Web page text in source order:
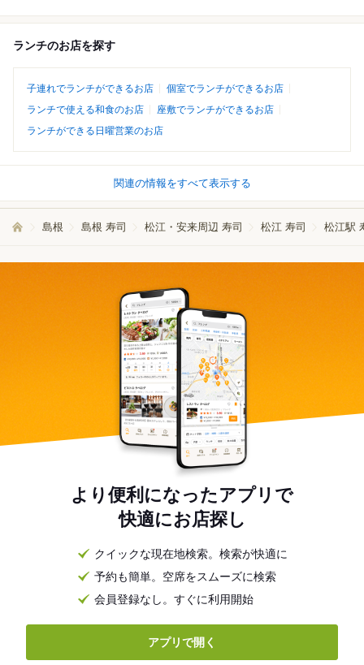
ランチのお店を探す
子連れでランチができるお店
個室でランチができるお店
ランチで使える和食のお店
座敷でランチができるお店
ランチができる日曜営業のお店
関連の情報をすべて表示する
島根 島根 寿司 松江・安来周辺 寿司 松江 寿司 松江駅
より便利になったアプリで
快適にお店探し
クイックな現在地検索。検索が快適に
予約も簡単。空席をスムーズに検索
会員登録なし。すぐに利用開始
アプリで開く